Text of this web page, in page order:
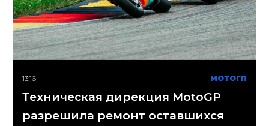
13:16 МОТОГП
Техническая дирекция MotoGP
разрешила ремонт оставшихся